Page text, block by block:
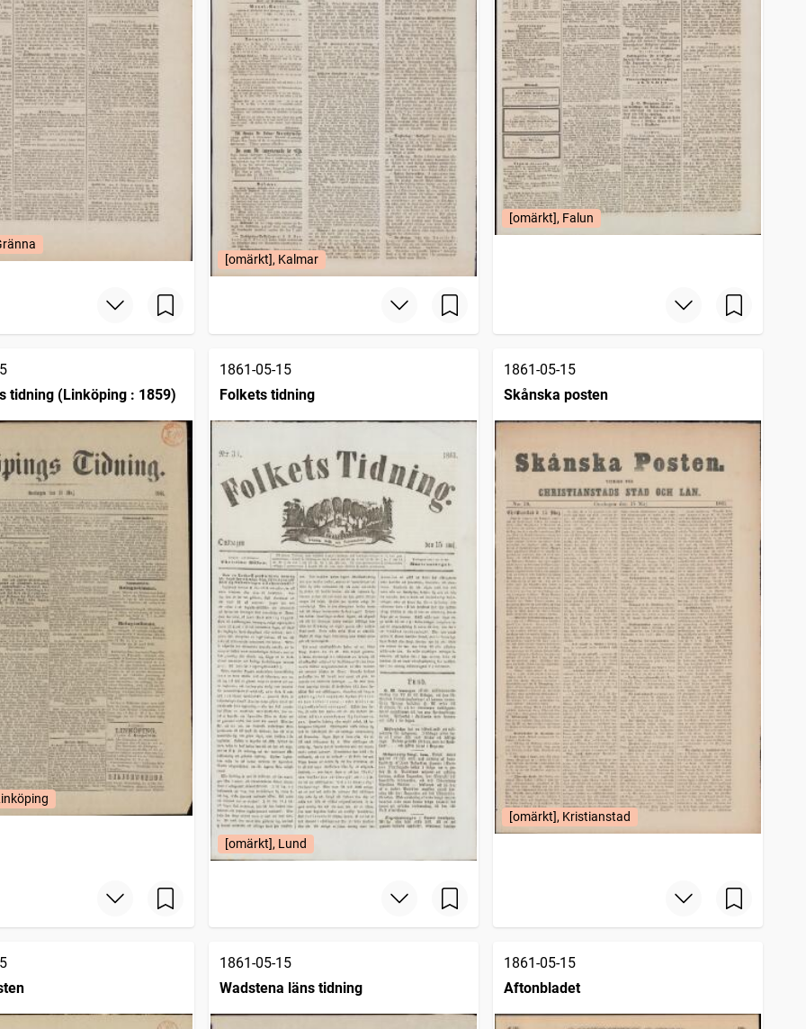
[omärkt], Kalmar
[omärkt], Falun
tidning (Linköping : 1859)
1861-05-15
Folkets tidning
[omärkt], Lund
1861-05-15
Skånska posten
[omärkt], Kristianstad
1861-05-15
Wadstena läns tidning
1861-05-15
Aftonbladet